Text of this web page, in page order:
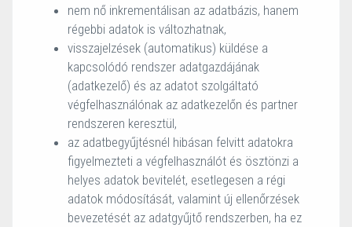
nem nő inkrementálisan az adatbázis, hanem
régebbi adatok is változhatnak,
visszajelzések (automatikus) küldése a
kapcsolódó rendszer adatgazdájának
(adatkezelő) és az adatot szolgáltató
végfelhasználónak az adatkezelőn és partner
rendszeren keresztül,
az adatbegyűjtésnél hibásan felvitt adatokra
figyelmezteti a végfelhasználót és ösztönzi a
helyes adatok bevitelét, esetlegesen a régi
adatok módosítását, valamint új ellenőrzések
bevezetését az adatgyűjtő rendszerben, ha ez